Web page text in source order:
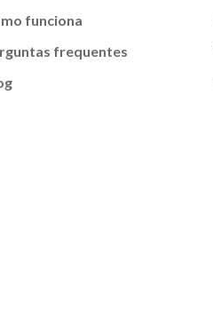
funciona
frequentes